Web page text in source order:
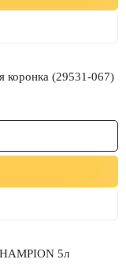
коронка (29531-067)
Масло для смазки пильных цепей и шин CHAMPION 5л